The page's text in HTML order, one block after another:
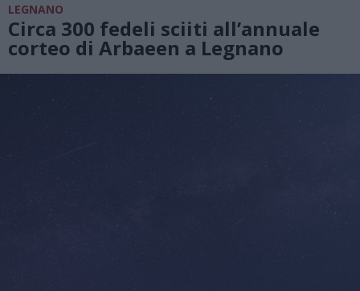
LEGNANO
Circa 300 fedeli sciiti all’annuale
corteo di Arbaeen a Legnano